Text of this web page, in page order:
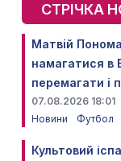
СТРІЧКА
Матвій
намагатися в
перемагати і
07.08.2026 18:01
Новини
Футбол
Культовий